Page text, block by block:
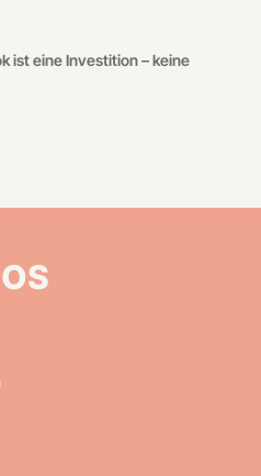
ist eine Investition – keine